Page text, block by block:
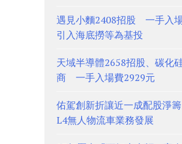
遇見小麵2408招股 一手入場
引入海底撈等為基投
天域半導體2658招股、碳化
商 一手入場費2929元
佑駕創新折讓近一成配股淨
L4無人物流車業務發展